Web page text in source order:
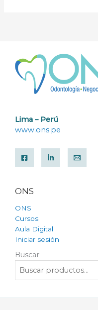
Lima – Perú
www.ons.pe
ONS
ONS
Cursos
Aula Digital
Iniciar sesión
Buscar